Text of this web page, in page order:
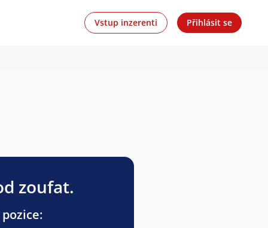
Vstup inzerenti Přihlásit se
zoufat.